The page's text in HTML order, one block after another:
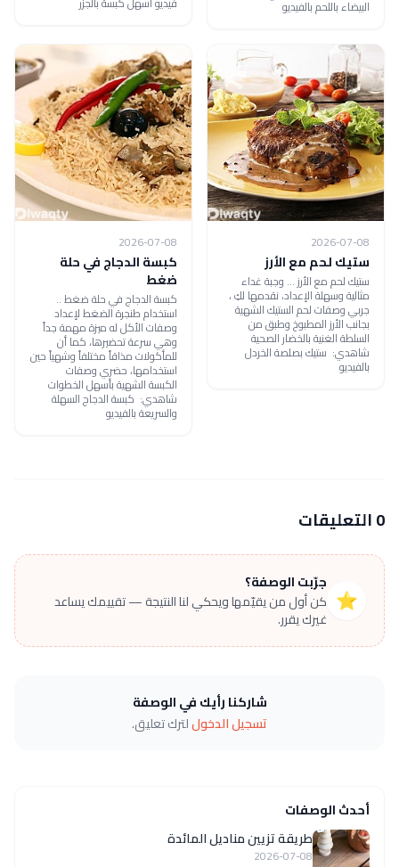
البيضاء باللحم بالفيديو
2026-07-08
ستيك لحم مع الأرز
ستيك لحم مع الأرز ... وجبة غداء
مثالية وسهلة الإعداد، نقدمها لكِ ،
جربي وصفات لحم الستيك الشهية
بجانب الأرز المطبوخ وطبق من
السلطة الغنية بالخضار الصحية
شاهدي: ستيك بصلصة الخردل
بالفيديو
2026-07-08
كبسة الدجاج في حلة
ضغط
كبسة الدجاج في حلة ضغط ..
استخدام طنجرة الضغط لإعداد
وصفات الأكل له ميزة مهمة جداً
وهي سرعة تحضيرها، كما أن
للمأكولات مذاقاً مختلفاً وشهياً حين
استخدامها، حضري وصفات
الكبسة الشهية بأسهل الخطوات
شاهدي: كبسة الدجاج السهلة
والسريعة بالفيديو
0 التعليقات
⭐
جرّبت الوصفة؟
كن أول من يقيّمها ويحكي لنا النتيجة — تقييمك يساعد
غيرك يقرر.
شاركنا رأيك في الوصفة
تسجيل الدخوللترك تعليق.
أحدث الوصفات
طريقة تزيين مناديل المائدة
2026-07-08